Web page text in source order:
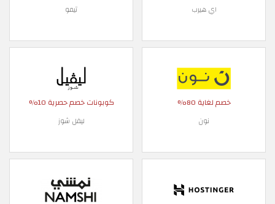
اي هيرب تيمو
خصم لغاية 80%
نون
كوبونات خصم حصرية 10%
ليفل شوز